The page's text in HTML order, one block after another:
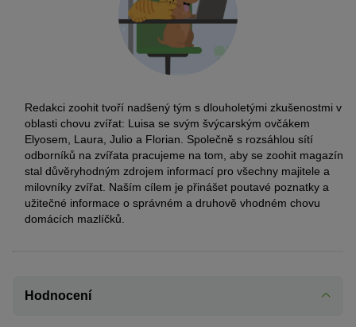
Redakci zoohit tvoří nadšený tým s dlouholetými zkušenostmi v
oblasti chovu zvířat: Luisa se svým švýcarským ovčákem
Elyosem, Laura, Julio a Florian. Společně s rozsáhlou sítí
odborníků na zvířata pracujeme na tom, aby se zoohit magazín
stal důvěryhodným zdrojem informací pro všechny majitele a
milovníky zvířat. Naším cílem je přinášet poutavé poznatky a
užitečné informace o správném a druhově vhodném chovu
domácích mazlíčků.
Hodnocení